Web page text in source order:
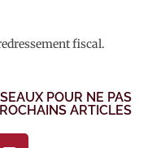
fiscal.
POUR NE PAS
ARTICLES